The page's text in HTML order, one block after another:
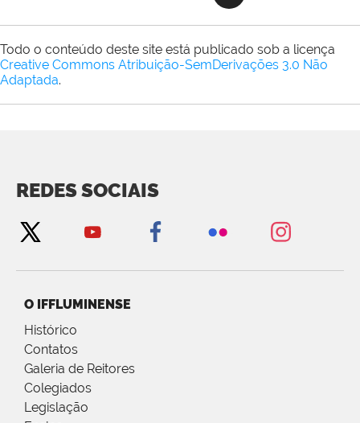
Todo o conteúdo deste site está publicado sob a licença
Creative Commons Atribuição-SemDerivações 3.0 Não
Adaptada.
REDES SOCIAIS
O IFFLUMINENSE
Histórico
Contatos
Galeria de Reitores
Colegiados
Legislação